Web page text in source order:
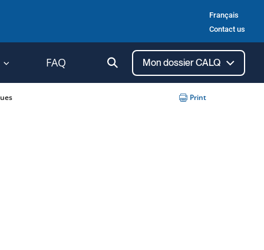
Français
Contact us
FAQ Ouvrir
la
recherche
Mon dossier CALQ
Print